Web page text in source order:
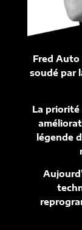
Fred Auto
soudé par
La priorité
légende